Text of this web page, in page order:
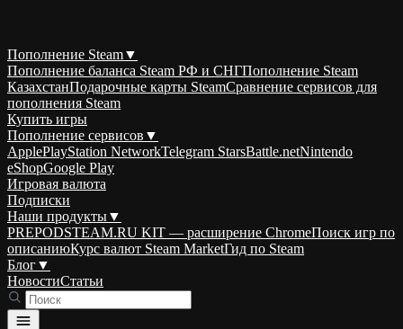
Пополнение Steam▼
Пополнение баланса Steam РФ и СНГПополнение Steam
КазахстанПодарочные карты SteamСравнение сервисов для
пополнения Steam
Купить игры
Пополнение сервисов ▼
ApplePlayStation NetworkTelegram StarsBattle.netNintendo
eShopGoogle Play
Игровая валюта
Подписки
Наши продукты▼
PREPODSTEAM.RU KIT — расширение ChromeПоиск игр по
описаниюКурс валют Steam MarketГид по Steam
Блог▼
НовостиСтатьи